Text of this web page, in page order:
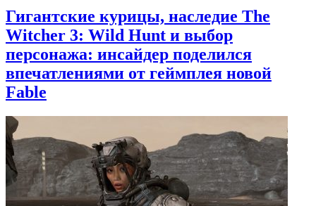
Гигантские курицы, наследие The
Witcher 3: Wild Hunt и выбор
персонажа: инсайдер поделился
впечатлениями от геймплея новой
Fable